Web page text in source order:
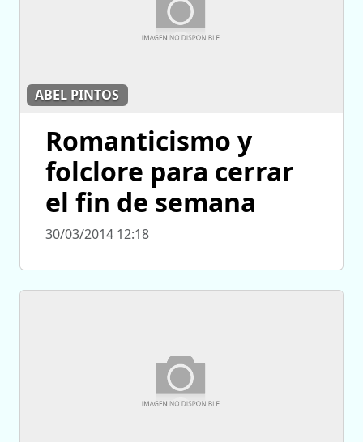
ABEL PINTOS
Romanticismo y
folclore para cerrar
el fin de semana
30/03/2014 12:18